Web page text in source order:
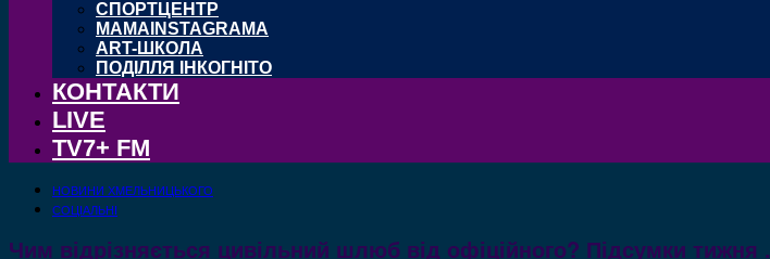
СПОРТЦЕНТР
MAMAINSTAGRAMA
ART-ШКОЛА
ПОДІЛЛЯ ІНКОГНІТО
КОНТАКТИ
LIVE
TV7+ FM
НОВИНИ ХМЕЛЬНИЦЬКОГО
СОЦІАЛЬНІ
Чим відрізняється цивільний шлюб від офіційного? Підсумки тижня .